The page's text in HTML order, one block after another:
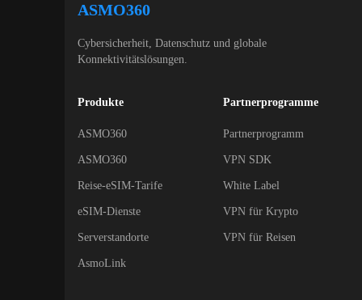
ASMO360
Cybersicherheit, Datenschutz und globale
Konnektivitätslösungen.
Produkte
ASMO360
ASMO360
Reise-eSIM-Tarife
eSIM-Dienste
Serverstandorte
AsmoLink
Partnerprogramme
Partnerprogramm
VPN SDK
White Label
VPN für Krypto
VPN für Reisen